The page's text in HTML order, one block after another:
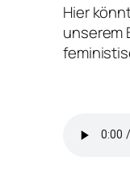
Hier
unserem